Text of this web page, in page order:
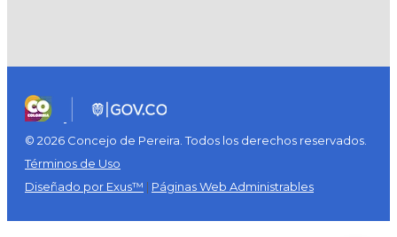
© 2026 Concejo de Pereira. Todos los derechos reservados.
Términos de Uso
Diseñado por Exus™ | Páginas Web Administrables